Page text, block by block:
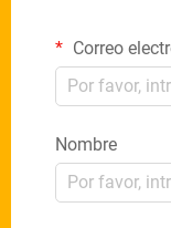
Correo
Nombre